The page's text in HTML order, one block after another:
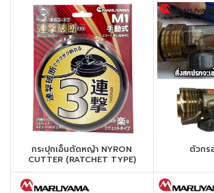
กระปุกเอ็นตัดหญ้า NYRON
CUTTER (RATCHET TYPE)
ตัวกร